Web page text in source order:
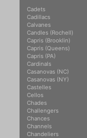
Cadets
Cadillacs
Calvanes
Candles (Rochell)
Capris (Brooklin)
Capris (Queens)
Capris (PA)
Cardinals
Casanovas (NC)
Casanovas (NY)
Castelles
Cellos
Chades
Challengers
Chances
Channels
Chandeliers